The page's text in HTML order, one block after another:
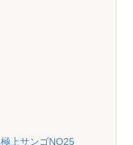
極上サンゴNO25